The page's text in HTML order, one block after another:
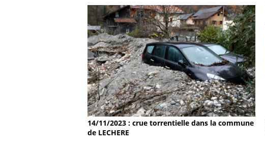
14/11/2023 : crue torrentielle dans la commune
de LECHERE